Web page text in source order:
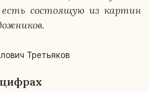
со­сто­я­щую из картин
Тре­тья­ков